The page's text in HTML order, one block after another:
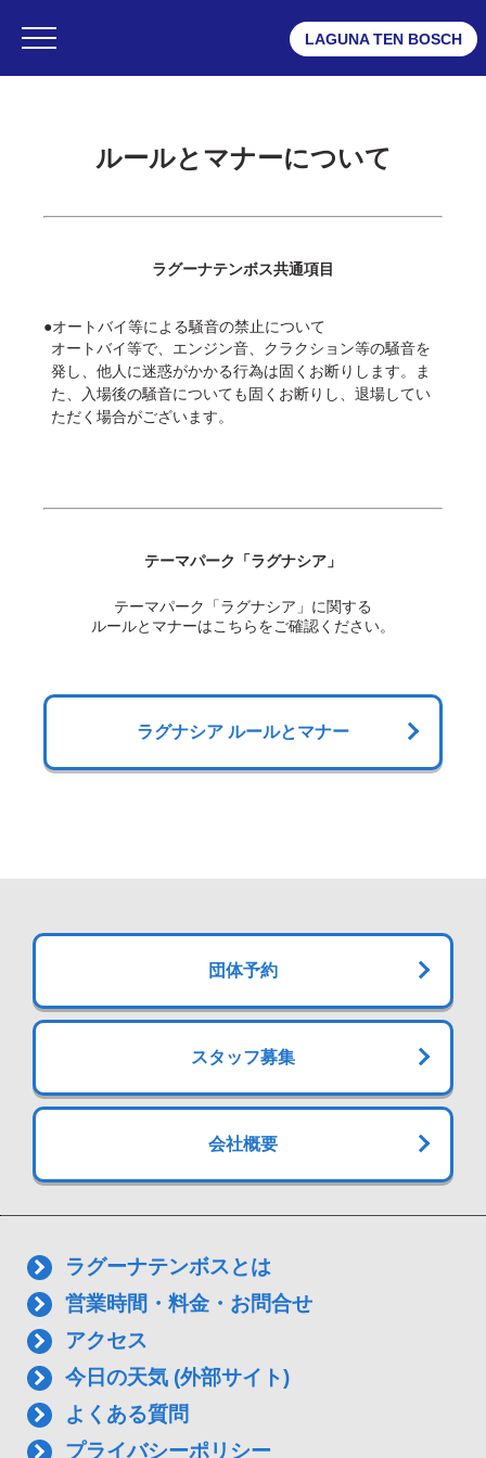
・変なホテル ラグーナテンボス
LAGUNA TEN BOSCH
ルールとマナーについて
ラグーナテンボス共通項目
●オートバイ等による騒音の禁止について
オートバイ等で、エンジン音、クラクション等の騒音を
発し、他人に迷惑がかかる行為は固くお断りします。ま
た、入場後の騒音についても固くお断りし、退場してい
ただく場合がございます。
テーマパーク「ラグナシア」
テーマパーク「ラグナシア」に関する
ルールとマナーはこちらをご確認ください。
ラグナシア ルールとマナー
団体予約
スタッフ募集
会社概要
ラグーナテンボスとは
営業時間・料金・お問合せ
アクセス
今日の天気 (外部サイト)
よくある質問
プライバシーポリシー